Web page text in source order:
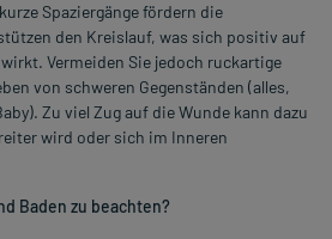
Spaziergänge fördern die
den Kreislauf, was sich positiv auf
Vermeiden Sie jedoch ruckartige
von schweren Gegenständen (alles,
Zu viel Zug auf die Wunde kann dazu
wird oder sich im Inneren
Baden zu beachten?